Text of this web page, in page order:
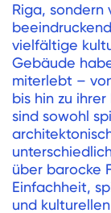
Riga, sondern
vielfältige
Gebäude
miterlebt –
bis hin zu
sind sowohl
über barocke
Einfachheit,
und